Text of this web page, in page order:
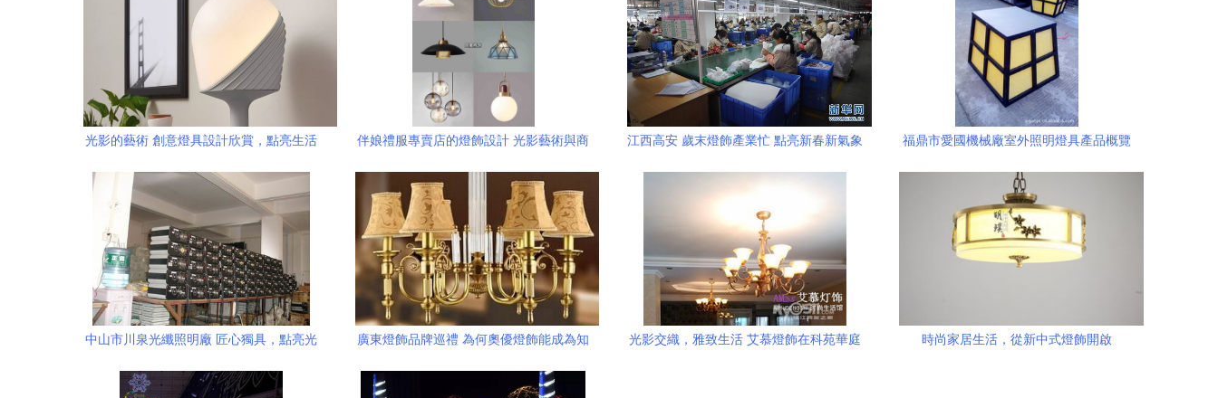
光影的藝術 創意燈具設計欣賞，點亮生活
伴娘禮服專賣店的燈飾設計 光影藝術與商
江西高安 歲末燈飾產業忙 點亮新春新氣象 福鼎市愛國機械廠室外照明燈具產品概覽
中山市川泉光纖照明廠 匠心獨具，點亮光
廣東燈飾品牌巡禮 為何奧優燈飾能成為知
光影交織，雅致生活 艾慕燈飾在科苑華庭
時尚家居生活，從新中式燈飾開啟